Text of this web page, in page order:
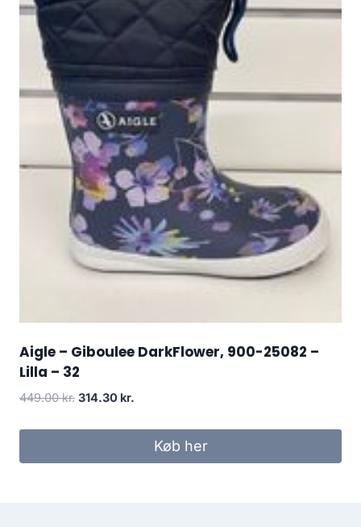
Aigle – Giboulee DarkFlower, 900-25082 –
Lilla – 32
449.00kr. Den
314.30 kr.
Køb her